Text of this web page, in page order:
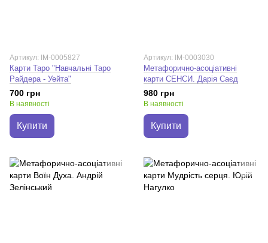
Артикул: IM-0005827
Карти Таро "Навчальні Таро
Райдера - Уейта"
700 грн
В наявності
Купити
Артикул: IM-0003030
Метафорично-асоціативні
карти СЕНСИ. Дарія Саєд
980 грн
В наявності
Купити